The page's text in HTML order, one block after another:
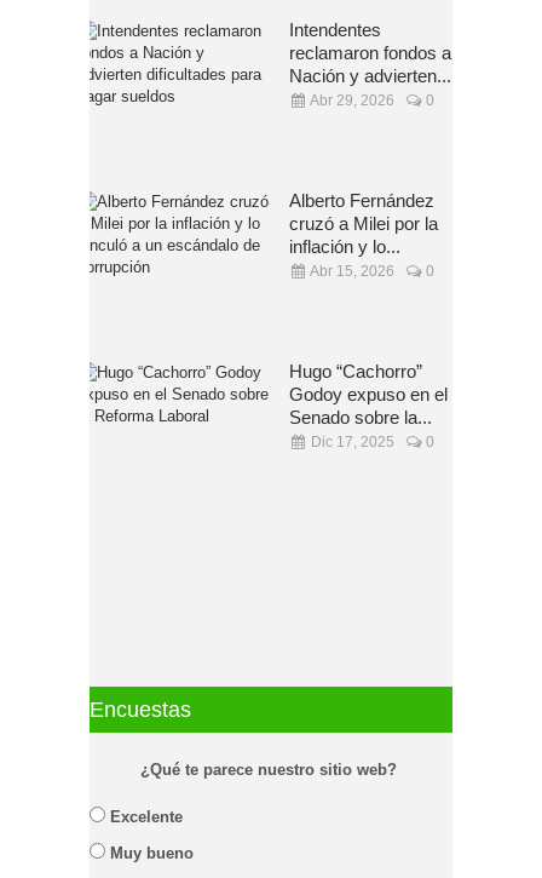
Intendentes
reclamaron fondos a
Nación y advierten...
Abr 29, 2026 0
Alberto Fernández
cruzó a Milei por la
inflación y lo...
Abr 15, 2026 0
Hugo “Cachorro”
Godoy expuso en el
Senado sobre la...
Dic 17, 2025 0
Encuestas
¿Qué te parece nuestro sitio web?
Excelente
Muy bueno